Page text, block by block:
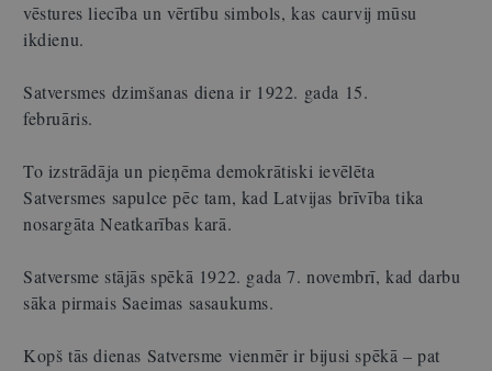
vēstures liecība un vērtību simbols, kas caurvij mūsu
ikdienu.
Satversmes dzimšanas diena ir 1922. gada 15.
februāris.
To izstrādāja un pieņēma demokrātiski ievēlēta
Satversmes sapulce pēc tam, kad Latvijas brīvība tika
nosargāta Neatkarības karā.
Satversme stājās spēkā 1922. gada 7. novembrī, kad darbu
sāka pirmais Saeimas sasaukums.
Kopš tās dienas Satversme vienmēr ir bijusi spēkā – pat